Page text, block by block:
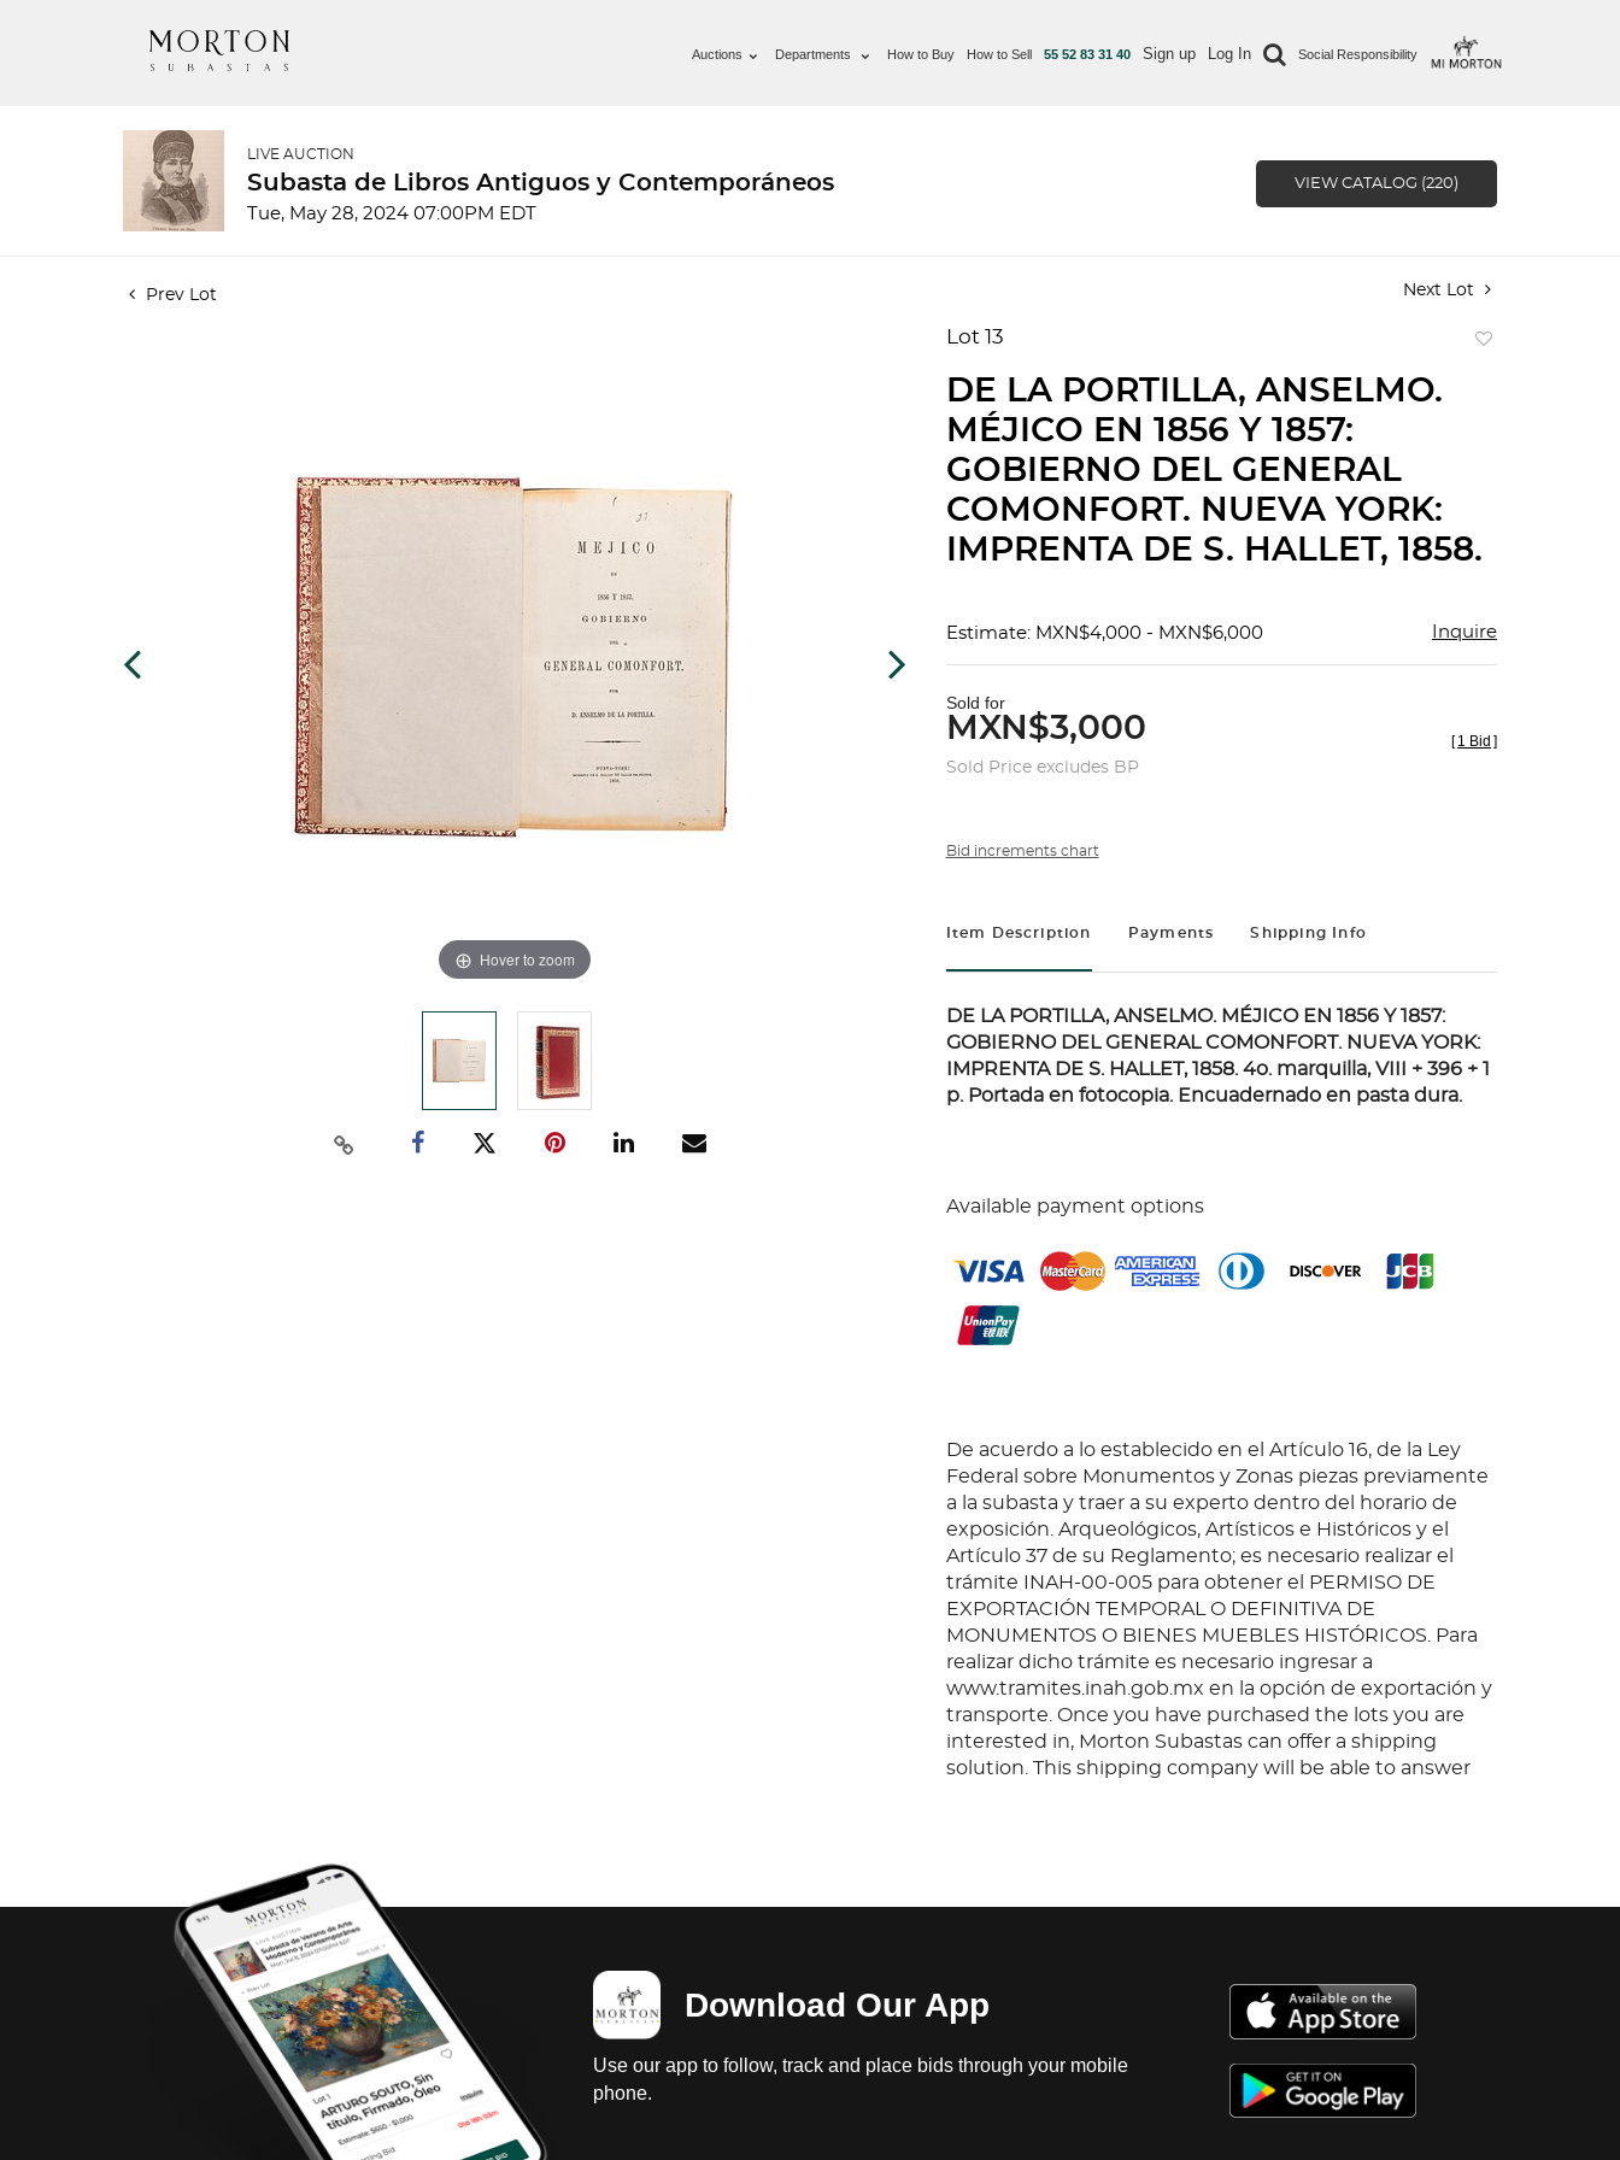
Auctions Departments How to Buy How to Sell 55 52 83 31 40 Sign up Log In Social Responsibility
LIVE AUCTION
Subasta de Libros Antiguos y Contemporáneos
Tue, May 28, 2024 07:00PM EDT
VIEW CATALOG (220)
Prev Lot Next Lot
Hover to zoom
Lot 13
DE LA PORTILLA, ANSELMO.
MÉJICO EN 1856 Y 1857:
GOBIERNO DEL GENERAL
COMONFORT. NUEVA YORK:
IMPRENTA DE S. HALLET, 1858.
Estimate: MXN$4,000 - MXN$6,000 Inquire
Sold for
MXN$3,000
Sold Price excludes BP
[ 1 Bid ]
Bid increments chart
Item Description Payments Shipping Info
DE LA PORTILLA, ANSELMO. MÉJICO EN 1856 Y 1857:
GOBIERNO DEL GENERAL COMONFORT. NUEVA YORK:
IMPRENTA DE S. HALLET, 1858.4o. marquilla, VIII + 396 + 1
p. Portada en fotocopia. Encuadernado en pasta dura.
Available payment options
De acuerdo a lo establecido en el Artículo 16, de la Ley
Federal sobre Monumentos y Zonas piezas previamente
a la subasta y traer a su experto dentro del horario de
exposición. Arqueológicos, Artísticos e Históricos y el
Artículo 37 de su Reglamento; es necesario realizar el
trámite INAH-00-005 para obtener el PERMISO DE
EXPORTACIÓN TEMPORAL O DEFINITIVA DE
MONUMENTOS O BIENES MUEBLES HISTÓRICOS. Para
realizar dicho trámite es necesario ingresar a
www.tramites.inah.gob.mx en la opción de exportación y
transporte. Once you have purchased the lots you are
interested in, Morton Subastas can offer a shipping
solution. This shipping company will be able to answer
Download Our App
Use our app to follow, track and place bids through your mobile
phone.